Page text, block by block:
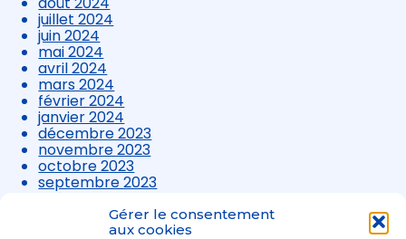
Gérer le consentement
aux cookies
juillet 2024
juin 2024
mai 2024
avril 2024
mars 2024
février 2024
janvier 2024
décembre 2023
novembre 2023
octobre 2023
septembre 2023
août 2023
juillet 2023